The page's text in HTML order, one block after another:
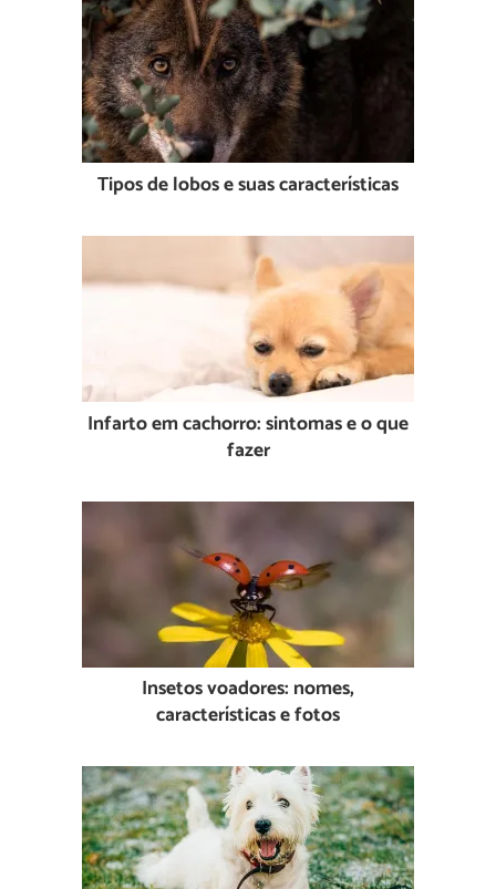
Tipos de lobos e suas características
Infarto em cachorro: sintomas e o que
fazer
Insetos voadores: nomes,
características e fotos